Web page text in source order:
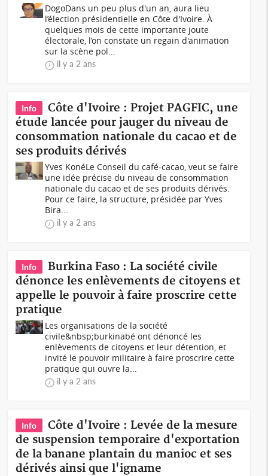
DogoDans un peu plus d'un an, aura lieu
l’élection présidentielle en Côte d'Ivoire. À
quelques mois de cette importante joute
électorale, l’on constate un regain d'animation
sur la scène pol...
il y a 2 ans
Info
Côte d'Ivoire : Projet PAGFIC, une
étude lancée pour jauger du niveau de
consommation nationale du cacao et de
ses produits dérivés
Yves KonéLe Conseil du café-cacao, veut se faire
une idée précise du niveau de consommation
nationale du cacao et de ses produits dérivés.
Pour ce faire, la structure, présidée par Yves
Bira...
il y a 2 ans
Info
Burkina Faso : La société civile
dénonce les enlèvements de citoyens et
appelle le pouvoir à faire proscrire cette
pratique
Les organisations de la société
civile&nbsp;burkinabé ont dénoncé les
enlèvements de citoyens et leur détention, et
invité le pouvoir militaire à faire proscrire cette
pratique qui ouvre la...
il y a 2 ans
Info
Côte d'Ivoire : Levée de la mesure
de suspension temporaire d'exportation
de la banane plantain du manioc et ses
dérivés ainsi que l'igname